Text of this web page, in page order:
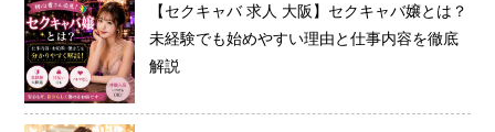
【セクキャバ 求人 大阪】セクキャバ嬢とは？
未経験でも始めやすい理由と仕事内容を徹底
解説